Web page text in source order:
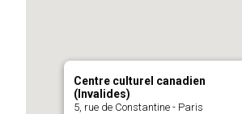
Centre culturel canadien
(Invalides)
5, rue de Constantine - Paris